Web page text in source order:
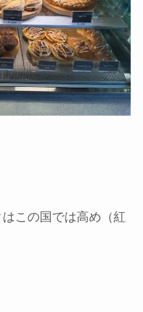
この国では高め（紅